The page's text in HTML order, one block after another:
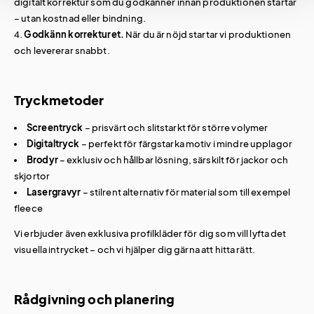
– utan kostnad eller bindning.
Godkänn korrekturet. När du är nöjd startar vi produktionen
och levererar snabbt.
Tryckmetoder
Screentryck – prisvärt och slitstarkt för större volymer
Digitaltryck – perfekt för färgstarka motiv i mindre upplagor
Brodyr– exklusiv och hållbar lösning, särskilt för jackor och
skjortor
Lasergravyr – stilrent alternativ för material som till exempel
fleece
Vi erbjuder även exklusiva profilkläder för dig som vill lyfta det
visuella intrycket – och vi hjälper dig gärna att hitta rätt.
Rådgivning och planering